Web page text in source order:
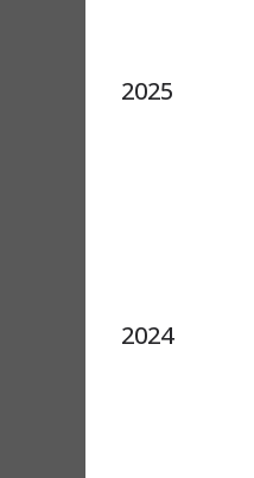
2025
2024